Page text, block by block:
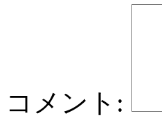
コメント: